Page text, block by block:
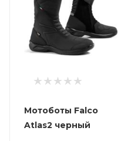
Мотоботы Falco
Atlas2 черный